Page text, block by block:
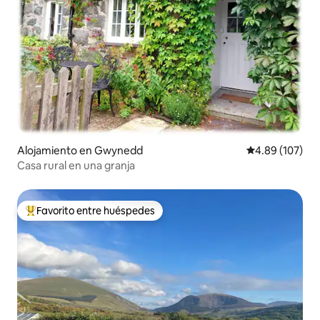
Alojamiento en Gwynedd Calificación
4.89 (107)
Casa rural en una granja
Favorito entre huéspedes preferido
Favorito entre huéspedes